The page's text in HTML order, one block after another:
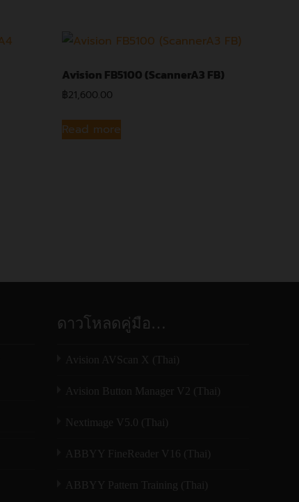
Avision FB5100 (ScannerA3 FB)
฿21,600.00
Read more
ดาวโหลดคู่มือ…
Avision AVScan X (Thai)
Avision Button Manager V2 (Thai)
Nextimage V5.0 (Thai)
ABBYY FineReader V16 (Thai)
ABBYY Pattern Training (Thai)